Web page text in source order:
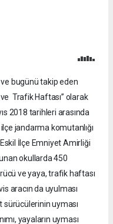
ve bugünü takip eden
Trafik Haftası” olarak
2018 tarihleri arasında
jandarma komutanlığı
İlçe Emniyet Amirliği
okullarda 450
ve yaya, trafik haftası
aracın da uyulması
uyması
yayaların uyması